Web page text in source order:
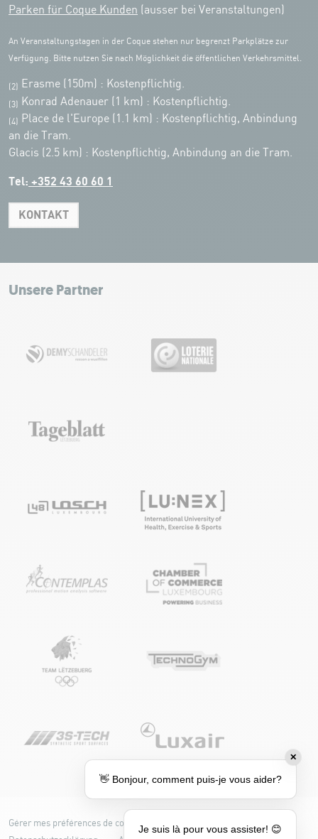
Parken für Coque Kunden (ausser bei Veranstaltungen)
An Veranstaltungstagen in der Coque stehen nur begrenzt Parkplätze zur
Verfügung. Bitte nutzen Sie nach Möglichkeit die öffentlichen Verkehrsmittel.
(2) Erasme (150m) : Kostenpflichtig.
(3) Konrad Adenauer (1 km) : Kostenpflichtig.
(4)
Place de l'Europe (1.1 km) : Kostenpflichtig, Anbindung
an die Tram.
Glacis (2.5 km) : Kostenpflichtig, Anbindung an die Tram.
Tel: +352 43 60 60 1
KONTAKT
+
−
Leaflet|Map tiles by Carto, under CC BY 3.0. Data by OpenStreetMap, under
Unsere Partner
Gérer mes préférences de cookies
Cookie-Richtlinie
✕
👋 Bonjour, comment puis-je vous aider?
Je suis là pour vous assister! 😊